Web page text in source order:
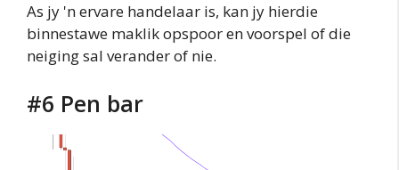
As jy 'n ervare handelaar is, kan jy hierdie
binnestawe maklik opspoor en voorspel of die
neiging sal verander of nie.
#6 Pen bar